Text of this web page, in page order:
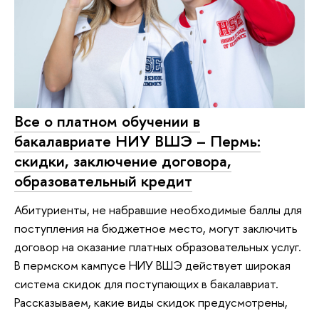
Все о платном обучении в
бакалавриате НИУ ВШЭ – Пермь:
скидки, заключение договора,
образовательный кредит
Абитуриенты, не набравшие необходимые баллы для
поступления на бюджетное место, могут заключить
договор на оказание платных образовательных услуг.
В пермском кампусе НИУ ВШЭ действует широкая
система скидок для поступающих в бакалавриат.
Рассказываем, какие виды скидок предусмотрены,